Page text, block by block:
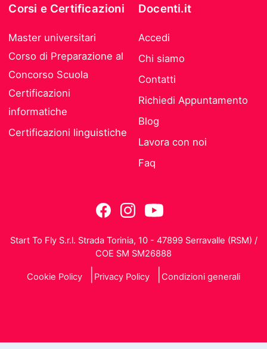
Corsi e Certificazioni
Master universitari
Corso di Preparazione al
Concorso Scuola
Certificazioni
informatiche
Certificazioni linguistiche
Docenti.it
Accedi
Chi siamo
Contatti
Richiedi Appuntamento
Blog
Lavora con noi
Faq
Start To Fly S.r.l. Strada Torinia, 10 - 47899 Serravalle (RSM) /
COE SM SM26888
Cookie Policy Privacy Policy Condizioni generali